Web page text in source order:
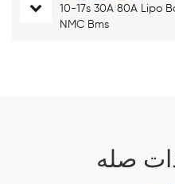
10-17s 30A 80A Lipo
NMC Bms
صله